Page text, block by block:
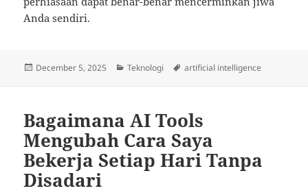
Anda sendiri.
Posted
December 5, 2025 Categories
Teknologi Tags
artificial intelligence
Bagaimana AI Tools
Mengubah Cara Saya
Bekerja Setiap Hari Tanpa
Disadari